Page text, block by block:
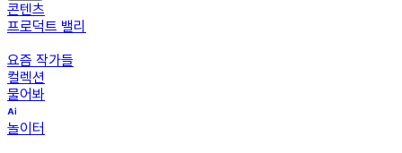
콘텐츠
프로덕트 밸리
요즘 작가들
컬렉션
물어봐
놀이터